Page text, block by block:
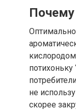
Почему
потихоньку
не
скорее